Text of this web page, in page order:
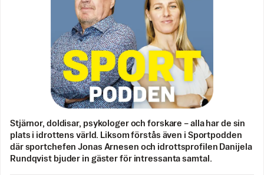
Stjärnor, doldisar, psykologer och forskare – alla har de sin
plats i idrottens värld. Liksom förstås även i Sportpodden
där sportchefen Jonas Arnesen och idrottsprofilen Danijela
Rundqvist bjuder in gäster för intressanta samtal.